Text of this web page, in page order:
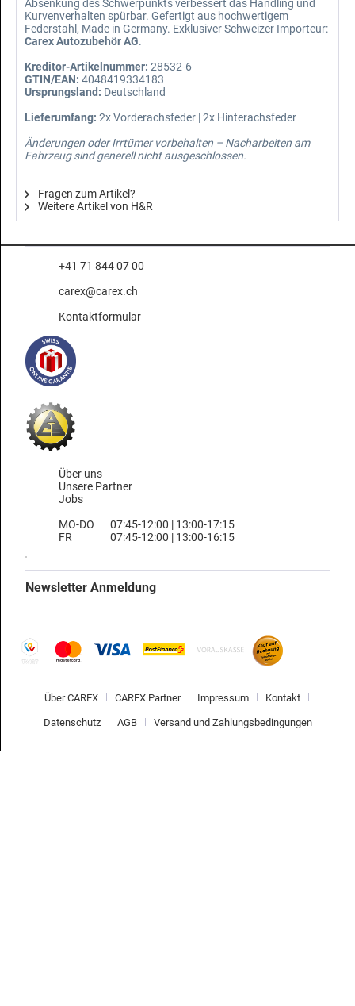
Absenkung des Schwerpunkts verbessert das Handling und
Kurvenverhalten spürbar. Gefertigt aus hochwertigem
Federstahl, Made in Germany. Exklusiver Schweizer Importeur:
Carex Autozubehör AG.
Kreditor-Artikelnummer: 28532-6
GTIN/EAN: 4048419334183
Ursprungsland: Deutschland
Lieferumfang: 2x Vorderachsfeder | 2x Hinterachsfeder
Änderungen oder Irrtümer vorbehalten – Nacharbeiten am
Fahrzeug sind generell nicht ausgeschlossen.
Fragen zum Artikel?
Weitere Artikel von H&R
+41 71 844 07 00
carex@carex.ch
Kontaktformular
Über uns
Unsere Partner
Jobs
MO-DO
FR
07:45-12:00 | 13:00-17:15
07:45-12:00 | 13:00-16:15
Newsletter Anmeldung
Über CAREX CAREX Partner Impressum Kontakt
Datenschutz AGB Versand und Zahlungsbedingungen